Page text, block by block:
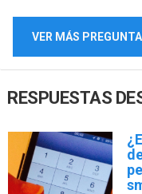
VER MÁS
RESPUESTAS